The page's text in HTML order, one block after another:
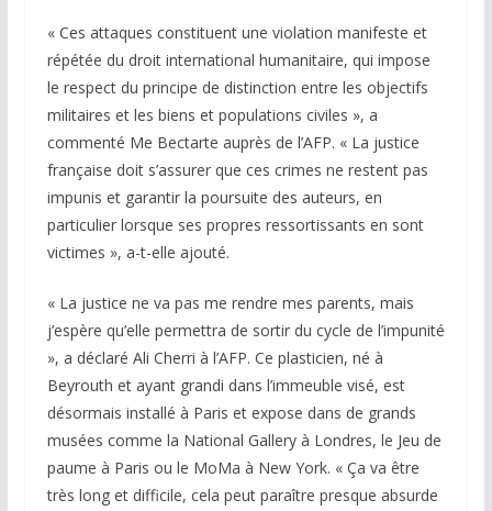
« Ces attaques constituent une violation manifeste et
répétée du droit international humanitaire, qui impose
le respect du principe de distinction entre les objectifs
militaires et les biens et populations civiles », a
commenté Me Bectarte auprès de l’AFP. « La justice
française doit s’assurer que ces crimes ne restent pas
impunis et garantir la poursuite des auteurs, en
particulier lorsque ses propres ressortissants en sont
victimes », a-t-elle ajouté.
« La justice ne va pas me rendre mes parents, mais
j’espère qu’elle permettra de sortir du cycle de l’impunité
», a déclaré Ali Cherri à l’AFP. Ce plasticien, né à
Beyrouth et ayant grandi dans l’immeuble visé, est
désormais installé à Paris et expose dans de grands
musées comme la National Gallery à Londres, le Jeu de
paume à Paris ou le MoMa à New York. « Ça va être
très long et difficile, cela peut paraître presque absurde